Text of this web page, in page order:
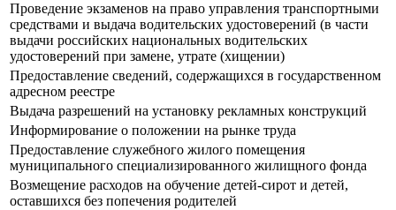
Прoведение экзаменов на право управления транспортными
средствами и выдача водительских удостоверений (в части
выдачи российских национальных водительских
удостоверений при замене, утрате (хищении)
Предоставление сведений, содержащихся в государственном
адресном реестре
Выдача разрешений на установку рекламных конструкций
Информирование о положении на рынке труда
Предоставление служебного жилого помещения
муниципального специализированного жилищного фонда
Возмещение расходов на обучение детей-сирот и детей,
оставшихся без попечения родителей